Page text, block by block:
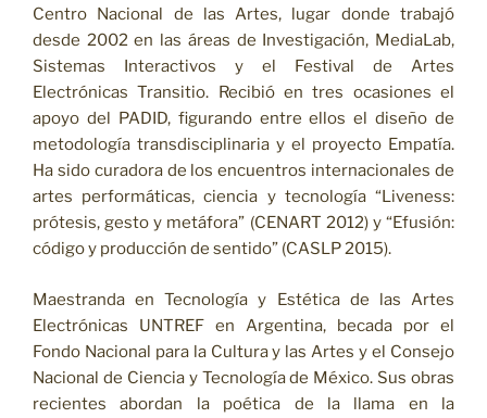
Centro Nacional de las Artes, lugar donde trabajó
desde 2002 en las áreas de Investigación, MediaLab,
Sistemas Interactivos y el Festival de Artes
Electrónicas Transitio. Recibió en tres ocasiones el
apoyo del PADID, figurando entre ellos el diseño de
metodología transdisciplinaria y el proyecto Empatía.
Ha sido curadora de los encuentros internacionales de
artes performáticas, ciencia y tecnología “Liveness:
prótesis, gesto y metáfora” (CENART 2012) y “Efusión:
código y producción de sentido” (CASLP 2015).
Maestranda en Tecnología y Estética de las Artes
Electrónicas UNTREF en Argentina, becada por el
Fondo Nacional para la Cultura y las Artes y el Consejo
Nacional de Ciencia y Tecnología de México. Sus obras
recientes abordan la poética de la llama en la